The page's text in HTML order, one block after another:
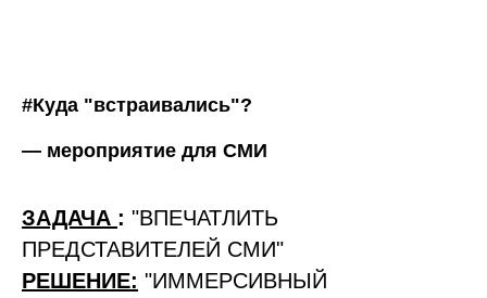
#Куда "встраивались"?
— мероприятие для СМИ
ЗАДАЧА : "ВПЕЧАТЛИТЬ
ПРЕДСТАВИТЕЛЕЙ СМИ"
РЕШЕНИЕ: "ИММЕРСИВНЫЙ